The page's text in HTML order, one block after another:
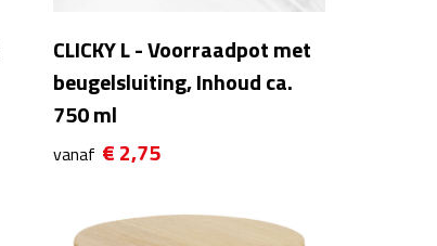
CLICKY L - Voorraadpot met
beugelsluiting, Inhoud ca.
750 ml
vanaf € 2,75